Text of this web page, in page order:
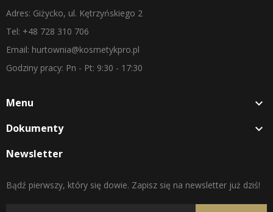
Adres: Giżycko, ul. Kętrzyńskiego 2
Tel: +48 728 310 706
Email: hurtownia@kosmetykpro.pl
Godziny pracy: Pn - Pt: 9:30 - 17:30
Menu 
Dokumenty 
Newsletter
Bądź pierwszy, który się dowie. Zapisz się na newsletter już dziś!